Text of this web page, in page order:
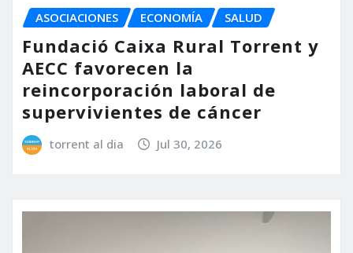
ASOCIACIONES ECONOMÍA SALUD
Fundació Caixa Rural Torrent y
AECC favorecen la
reincorporación laboral de
supervivientes de cáncer
torrent al dia Jul 30, 2026